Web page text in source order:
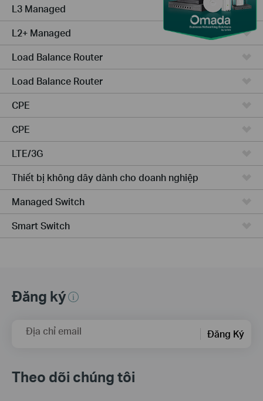
L3 Managed
L2+ Managed
Load Balance Router
Load Balance Router
CPE
CPE
LTE/3G
Thiết bị không dây dành cho doanh nghiệp
Managed Switch
Smart Switch
Đăng ký
Địa chỉ email Đăng Ký
Theo dõi chúng tôi